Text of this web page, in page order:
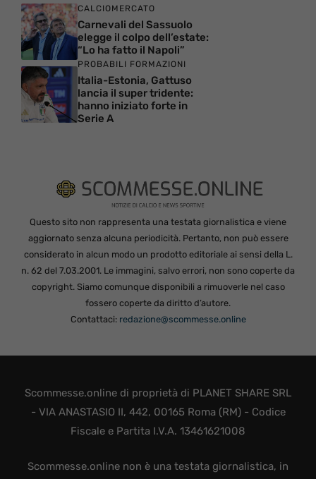
CALCIOMERCATO
Carnevali del Sassuolo
elegge il colpo dell’estate:
“Lo ha fatto il Napoli”
PROBABILI FORMAZIONI
Italia-Estonia, Gattuso
lancia il super tridente:
hanno iniziato forte in
Serie A
Questo sito non rappresenta una testata giornalistica e viene
aggiornato senza alcuna periodicità. Pertanto, non può essere
considerato in alcun modo un prodotto editoriale ai sensi della L.
n. 62 del 7.03.2001. Le immagini, salvo errori, non sono coperte da
copyright. Siamo comunque disponibili a rimuoverle nel caso
fossero coperte da diritto d’autore.
Contattaci: redazione@scommesse.online
Scommesse.online di proprietà di PLANET SHARE SRL
- VIA ANASTASIO II, 442, 00165 Roma (RM) - Codice
Fiscale e Partita I.V.A. 13461621008
Scommesse.online non è una testata giornalistica, in